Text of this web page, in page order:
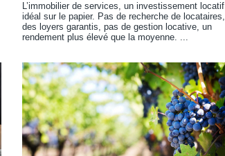
L’immobilier de services, un investissement locatif
idéal sur le papier. Pas de recherche de locataires,
des loyers garantis, pas de gestion locative, un
rendement plus élevé que la moyenne. ...